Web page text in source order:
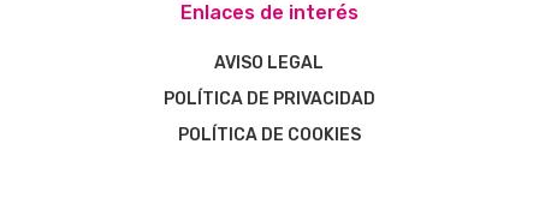
Enlaces de interés
AVISO LEGAL
POLÍTICA DE PRIVACIDAD
POLÍTICA DE COOKIES